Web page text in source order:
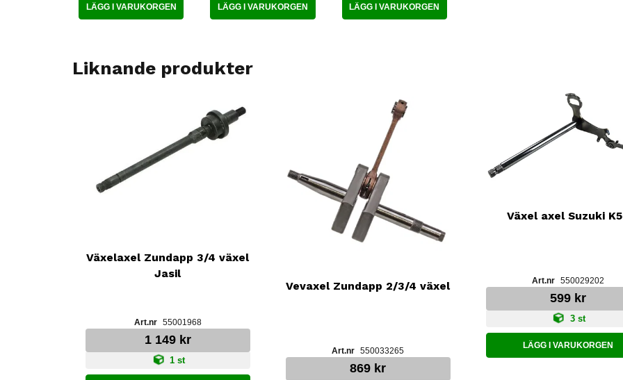
LÄGG I VARUKORGEN LÄGG I VARUKORGEN LÄGG I VARUKORGEN
Liknande produkter
Växelaxel Zundapp 3/4 växel
Jasil
55001968
1 149 kr
1 st
Vevaxel Zundapp 2/3/4 växel
550033265
869 kr
Växel axel Suzuki
550029202
599 kr
3 st
LÄGG I VARUKORGEN